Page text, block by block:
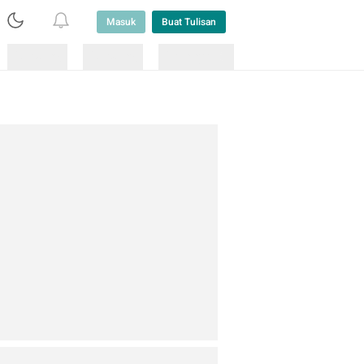
Masuk Buat Tulisan